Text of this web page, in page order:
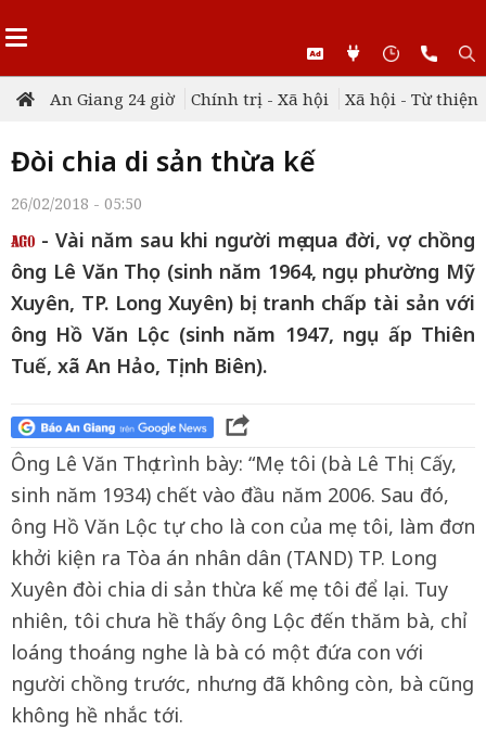
An Giang 24 giờ Chính trị - Xã hội Xã hội - Từ thiện
Đòi chia di sản thừa kế
26/02/2018 - 05:50
- Vài năm sau khi người mẹ qua đời, vợ chồng
ông Lê Văn Thọ (sinh năm 1964, ngụ phường Mỹ
Xuyên, TP. Long Xuyên) bị tranh chấp tài sản với
ông Hồ Văn Lộc (sinh năm 1947, ngụ ấp Thiên
Tuế, xã An Hảo, Tịnh Biên).
Ông Lê Văn Thọ trình bày: “Mẹ tôi (bà Lê Thị Cấy,
sinh năm 1934) chết vào đầu năm 2006. Sau đó,
ông Hồ Văn Lộc tự cho là con của mẹ tôi, làm đơn
khởi kiện ra Tòa án nhân dân (TAND) TP. Long
Xuyên đòi chia di sản thừa kế mẹ tôi để lại. Tuy
nhiên, tôi chưa hề thấy ông Lộc đến thăm bà, chỉ
loáng thoáng nghe là bà có một đứa con với
người chồng trước, nhưng đã không còn, bà cũng
không hề nhắc tới.